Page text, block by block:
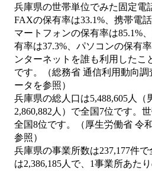
兵庫県の世帯単位でみた固定電
FAXの保有率は33.1%、携帯電
マートフォンの保有率は85.1%
有率は37.3%、パソコンの保有
ンターネットを誰も利用したこ
です。（総務省 通信利用動向
ータを参照）
兵庫県の総人口は5,488,605人（
2,860,882人）で全国7位です。
全国8位です。（厚生労働省 令
参照）
兵庫県の事業所数は237,177件
は2,386,185人で、1事業所あた